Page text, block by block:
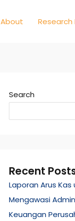
About Research
Search
Recent
Laporan Arus Kas
Mengawasi
Keuangan